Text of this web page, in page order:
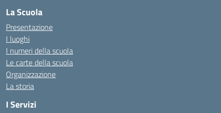
La Scuola
Presentazione
I luoghi
I numeri della scuola
Le carte della scuola
Organizzazione
La storia
I Servizi